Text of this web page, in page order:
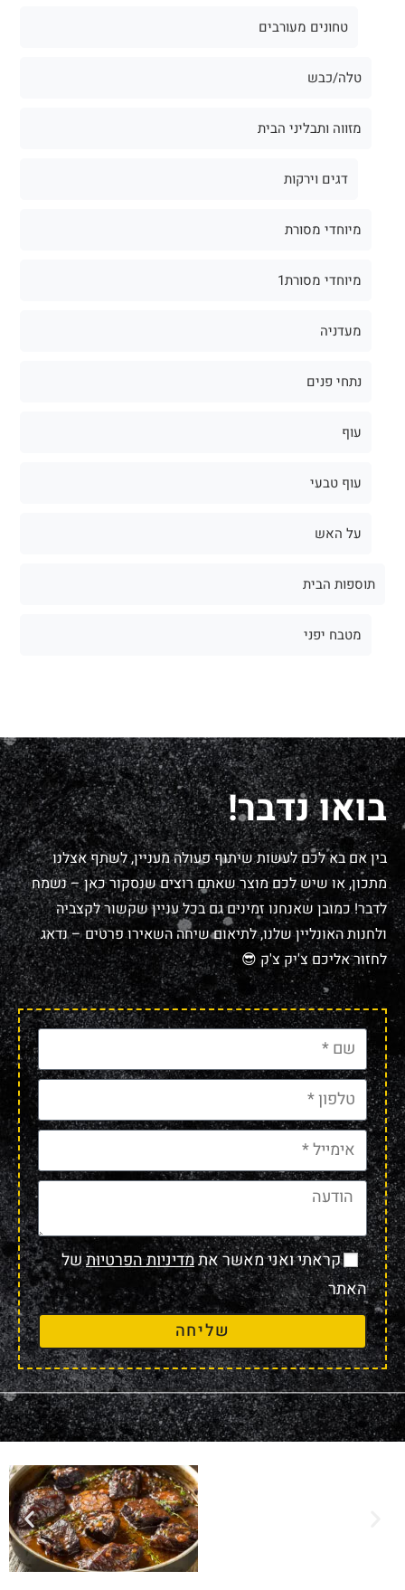
טחונים מעורבים
טלה/כבש
מזווה ותבליני הבית
דגים וירקות
מיוחדי מסורת
מיוחדי מסורת1
מעדניה
נתחי פנים
עוף
עוף טבעי
על האש
תוספות הבית
מטבח יפני
בואו נדבר!
בין אם בא לכם לעשות שיתוף פעולה מעניין, לשתף אצלנו
מתכון, או שיש לכם מוצר שאתם רוצים שנסקור כאן – נשמח
לדבר! כמובן שאנחנו זמינים גם בכל עניין שקשור לקצביה
ולחנות האונליין שלנו, לתיאום שיחה השאירו פרטים – נדאג
לחזור אליכם צ'יק צ'ק 😎
קראתי ואני מאשר אתמדיניות הפרטיותשל
האתר
שליחה